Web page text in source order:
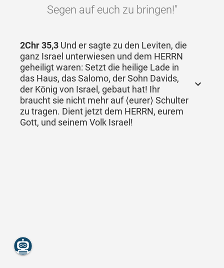
Segen auf euch zu bringen!"
2Chr 35,3 Und er sagte zu den Leviten, die
ganz Israel unterwiesen und dem HERRN
geheiligt waren: Setzt die heilige Lade in
das Haus, das Salomo, der Sohn Davids,
der König von Israel, gebaut hat! Ihr
braucht sie nicht mehr auf ⟨eurer⟩ Schulter
zu tragen. Dient jetzt dem HERRN, eurem
Gott, und seinem Volk Israel!